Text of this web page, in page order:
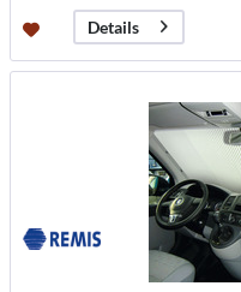
Details